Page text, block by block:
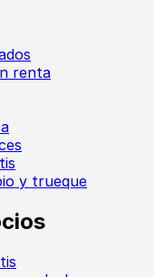
renta
y trueque